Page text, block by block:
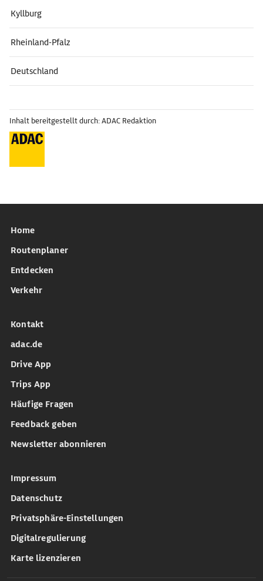
Kyllburg
Rheinland-Pfalz
Deutschland
Inhalt bereitgestellt durch: ADAC Redaktion
Home
Routenplaner
Entdecken
Verkehr
Kontakt
adac.de
Drive App
Trips App
Häufige Fragen
Feedback geben
Newsletter abonnieren
Impressum
Datenschutz
Privatsphäre-Einstellungen
Digitalregulierung
Karte lizenzieren